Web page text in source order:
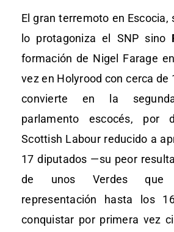
El gran terremoto en Escocia,
lo protagoniza el SNP sino
formación de Nigel Farage
vez en Holyrood con cerca de
convierte en la
parlamento escocés, por
Scottish Labour reducido a
17 diputados —su peor
de unos Verdes que
representación hasta los
conquistar por primera vez